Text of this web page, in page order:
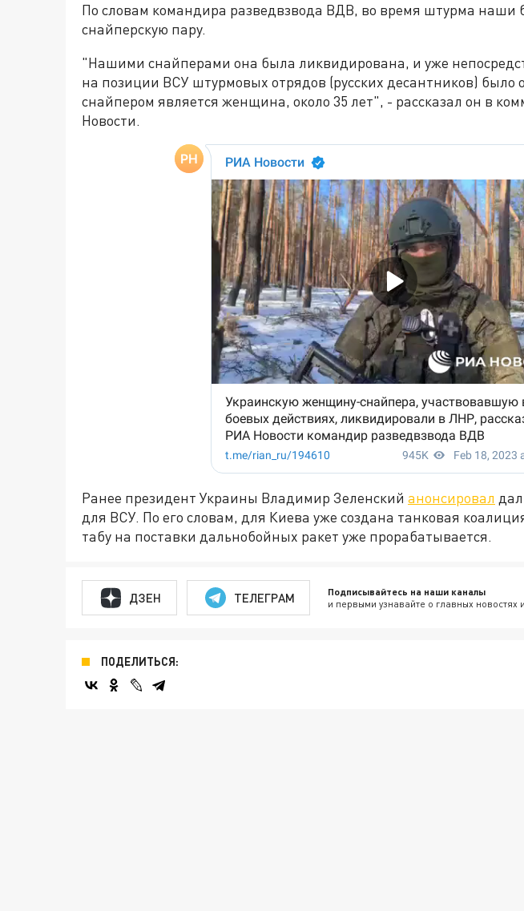
По словам командира разведвзвода ВДВ, во время штурма наши
снайперскую пару.
"Нашими снайперами она была ликвидирована, и уже
на позиции ВСУ штурмовых отрядов (русских десантников) было
снайпером является женщина, около 35 лет", - рассказал он в
Новости.
Ранее президент Украины Владимир Зеленский анонсировал
для ВСУ. По его словам, для Киева уже создана танковая
табу на поставки дальнобойных ракет уже прорабатывается.
ДЗЕН ТЕЛЕГРАМ Подписывайтесь на наши каналы
и первыми узнавайте о главных
ПОДЕЛИТЬСЯ: